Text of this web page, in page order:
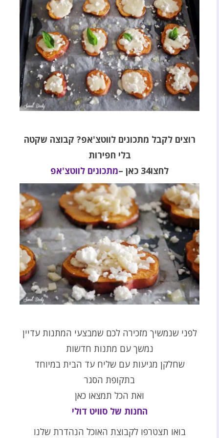
רוצים לקבל מתכונים לווטצ'אפ? קבוצה שקטה
בלי חפירות
לחצו34 כאן
–מתכונים לווטצ'אפ
לפני שנמשיך מזכירה לכם שמבצעי המתנות עדיין
נמשך עם מתנות חדשות
שחלקן מגיעות עם שליח עד הבית במיוחד
בתקופת הסגר
ואת הכל תמצאו כאן
החנות של סוויט דולי
בואו תצטרפו לקבוצת האוכל הנהדרת שלנו